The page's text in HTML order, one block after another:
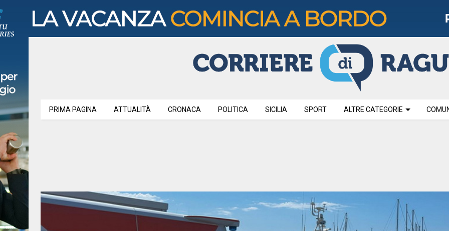
PRIMA PAGINA ATTUALITÀ CRONACA POLITICA SICILIA SPORT ALTRE CATEGORIE